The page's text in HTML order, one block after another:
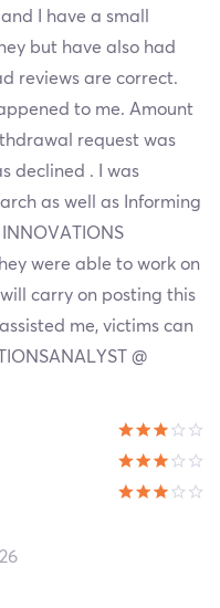
I have a small
but have also had
reviews are correct.
to me. Amount
request was
declined . I was
as well as Informing
were able to work on
carry on posting this
me, victims can
@